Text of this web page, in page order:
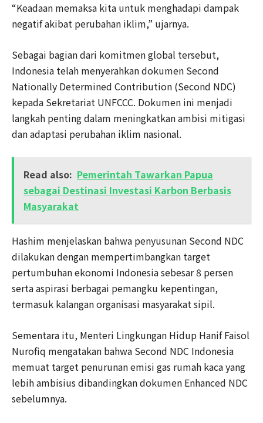
“Keadaan memaksa kita untuk menghadapi dampak
negatif akibat perubahan iklim,” ujarnya.
Sebagai bagian dari komitmen global tersebut,
Indonesia telah menyerahkan dokumen Second
Nationally Determined Contribution (Second NDC)
kepada Sekretariat UNFCCC. Dokumen ini menjadi
langkah penting dalam meningkatkan ambisi mitigasi
dan adaptasi perubahan iklim nasional.
Read also: Pemerintah Tawarkan Papua
sebagai Destinasi Investasi Karbon Berbasis
Masyarakat
Hashim menjelaskan bahwa penyusunan Second NDC
dilakukan dengan mempertimbangkan target
pertumbuhan ekonomi Indonesia sebesar 8 persen
serta aspirasi berbagai pemangku kepentingan,
termasuk kalangan organisasi masyarakat sipil.
Sementara itu, Menteri Lingkungan Hidup Hanif Faisol
Nurofiq mengatakan bahwa Second NDC Indonesia
memuat target penurunan emisi gas rumah kaca yang
lebih ambisius dibandingkan dokumen Enhanced NDC
sebelumnya.